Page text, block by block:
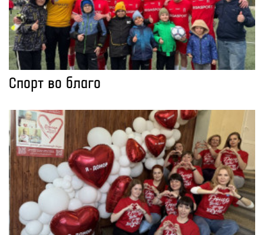
Спорт во благо